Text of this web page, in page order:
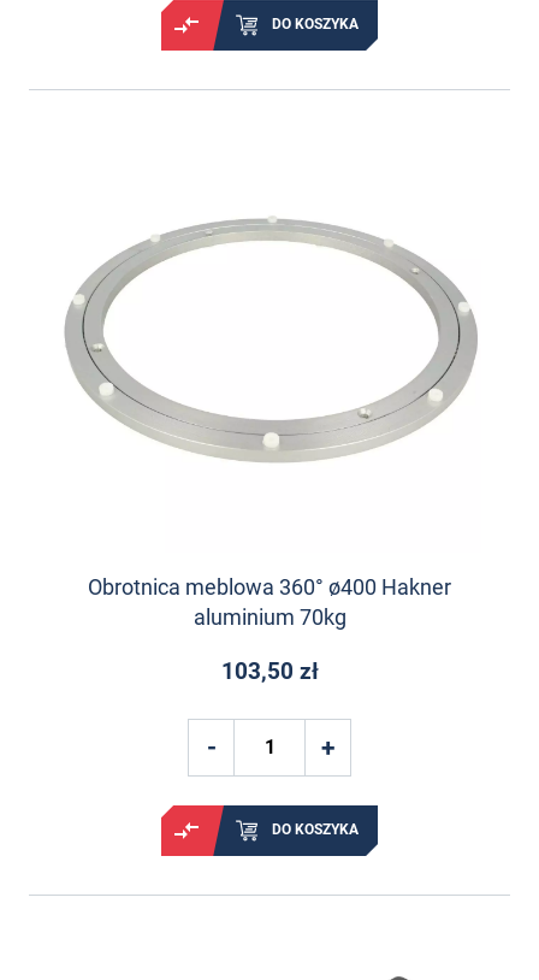
DO KOSZYKA
Obrotnica meblowa 360° ø400 Hakner
aluminium 70kg
103,50 zł
DO KOSZYKA